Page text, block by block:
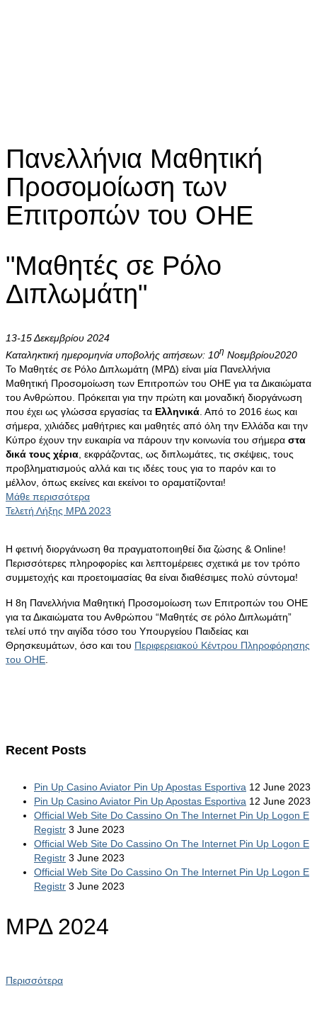
Πανελλήνια Μαθητική
Προσομοίωση των
Επιτροπών του ΟΗΕ
"Μαθητές σε Ρόλο
Διπλωμάτη"
13-15 Δεκεμβρίου 2024
Καταληκτική ημερομηνία υποβολής αιτήσεων: 10η Νοεμβρίου2020
Το Μαθητές σε Ρόλο Διπλωμάτη (ΜΡΔ) είναι μία Πανελλήνια
Μαθητική Προσομοίωση των Επιτροπών του ΟΗΕ για τα Δικαιώματα
του Ανθρώπου. Πρόκειται για την πρώτη και μοναδική διοργάνωση
που έχει ως γλώσσα εργασίας τα Ελληνικά. Από το 2016 έως και
σήμερα, χιλιάδες μαθήτριες και μαθητές από όλη την Ελλάδα και την
Κύπρο έχουν την ευκαιρία να πάρουν την κοινωνία του σήμερα στα
δικά τους χέρια, εκφράζοντας, ως διπλωμάτες, τις σκέψεις, τους
προβληματισμούς αλλά και τις ιδέες τους για το παρόν και το
μέλλον, όπως εκείνες και εκείνοι το οραματίζονται!
Μάθε περισσότερα
Τελετή Λήξης ΜΡΔ 2023
Η φετινή διοργάνωση θα πραγματοποιηθεί δια ζώσης & Online!
Περισσότερες πληροφορίες και λεπτομέρειες σχετικά με τον τρόπο
συμμετοχής και προετοιμασίας θα είναι διαθέσιμες πολύ σύντομα!
Η 8η Πανελλήνια Μαθητική Προσομοίωση των Επιτροπών του ΟΗΕ
για τα Δικαιώματα του Ανθρώπου “Μαθητές σε ρόλο Διπλωμάτη”
τελεί υπό την αιγίδα τόσο του Υπουργείου Παιδείας και
Θρησκευμάτων, όσο και του Περιφερειακού Κέντρου Πληροφόρησης
του ΟΗΕ.
Recent Posts
Pin Up Casino Aviator Pin Up Apostas Esportiva 12 June 2023
Pin Up Casino Aviator Pin Up Apostas Esportiva 12 June 2023
Official Web Site Do Cassino On The Internet Pin Up Logon E
Registr 3 June 2023
Official Web Site Do Cassino On The Internet Pin Up Logon E
Registr 3 June 2023
Official Web Site Do Cassino On The Internet Pin Up Logon E
Registr 3 June 2023
ΜΡΔ 2024
Περισσότερα